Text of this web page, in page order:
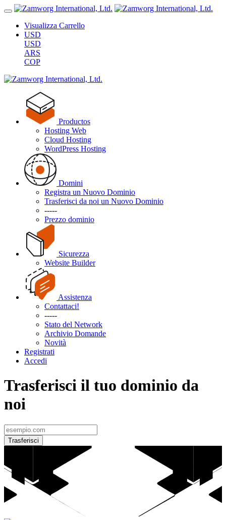
Visualizza Carrello
USD
USD
ARS
COP
Productos
Hosting Web
Cloud Hosting
WordPress Hosting
Domini
Registra un Nuovo Dominio
Trasferisci da noi un Nuovo Dominio
-----
Prezzo dominio
Sicurezza
Website Builder
Assistenza
Contattaci!
-----
Stato del Network
Archivio Domande
Novità
Registrati
Accedi
Trasferisci il tuo dominio da
noi
Trasferisci